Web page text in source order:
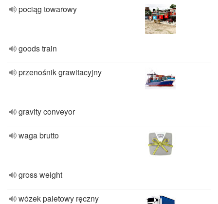
pociąg towarowy
goods train
przenośnik grawitacyjny
gravity conveyor
waga brutto
gross weight
wózek paletowy ręczny